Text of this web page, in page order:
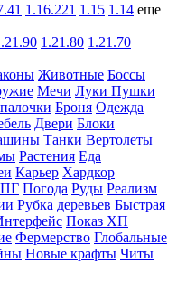
1.16.221 1.15 1.14 еще
1.21.80 1.21.70
Животные Боссы
Мечи Луки Пушки
Броня Одежда
Двери Блоки
Танки Вертолеты
Растения Еда
Карьер Хардкор
Погода Руды Реализм
Рубка деревьев Быстрая
Показ ХП
Фермерство Глобальные
Новые крафты Читы